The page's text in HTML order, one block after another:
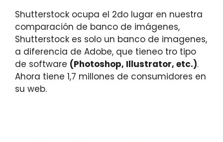
Shutterstock ocupa el 2do lugar en nuestra
comparación de banco de imágenes,
Shutterstock es solo un banco de imagenes,
a diferencia de Adobe, que tieneo tro tipo
de software (Photoshop, Illustrator, etc.).
Ahora tiene 1,7 millones de consumidores en
su web.